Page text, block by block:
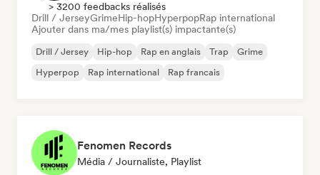
> 3200 feedbacks réalisés
Drill / JerseyGrimeHip-hopHyperpopRap international
Ajouter dans ma/mes playlist(s) impactante(s)
Drill / Jersey Hip-hop Rap en anglais Trap
Grime
Hyperpop
Rap international Rap francais
Fenomen Records
Média / Journaliste, Playlist